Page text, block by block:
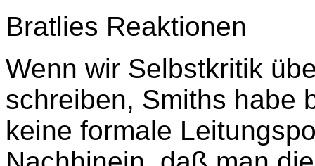
Bratlies Reaktionen
Wenn wir Selbstkritik
schreiben, Smiths habe
keine formale